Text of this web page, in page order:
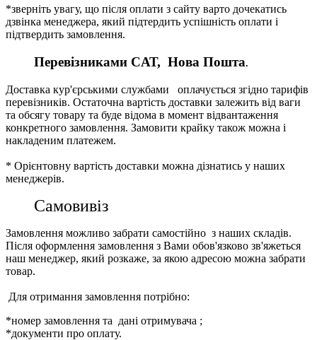
*зверніть увагу, що після оплати з сайту варто дочекатись
дзвінка менеджера, який підтердить успішність оплати і
підтвердить замовлення.
Перевізниками CАТ, Нова Пошта.
Доставка кур'єрськими службами оплачується згідно тарифів
перевізників. Остаточна вартість доставки залежить від ваги
та обсягу товару та буде відома в момент відвантаження
конкретного замовлення. Замовити крайку також можна і
накладеним платежем.
* Орієнтовну вартість доставки можна дізнатись у наших
менеджерів.
Самовивіз
Замовлення можливо забрати самостійно з наших складів.
Після оформлення замовлення з Вами обов'язково зв'яжеться
наш менеджер, який розкаже, за якою адресою можна забрати
товар.
Для отримання замовлення потрібно:
*номер замовлення та дані отримувача ;
*документи про оплату.